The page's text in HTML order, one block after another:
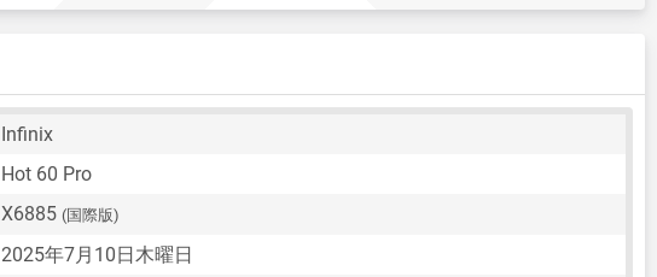
Infinix
Hot 60 Pro
X6885 (国際版)
2025年7月10日木曜日